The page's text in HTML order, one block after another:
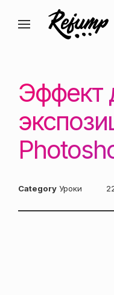
содержаниюReJump.ru
Блог о
Эффект
Category Уроки